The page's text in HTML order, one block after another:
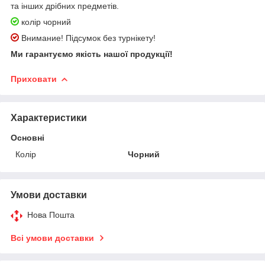
та інших дрібних предметів.
колір чорний
Внимание! Підсумок без турнікету!
Ми гарантуємо якість нашої продукції!
Приховати
Характеристики
Основні
Колір
Чорний
Умови доставки
Нова Пошта
Всі умови доставки